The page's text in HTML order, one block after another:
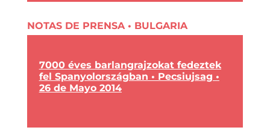
NOTAS DE PRENSA • BULGARIA
7000 éves barlangrajzokat fedeztek
fel Spanyolországban • Pecsiujsag •
26 de Mayo 2014